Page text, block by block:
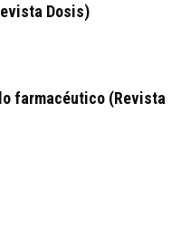
Dosis)
farmacéutico (Revista